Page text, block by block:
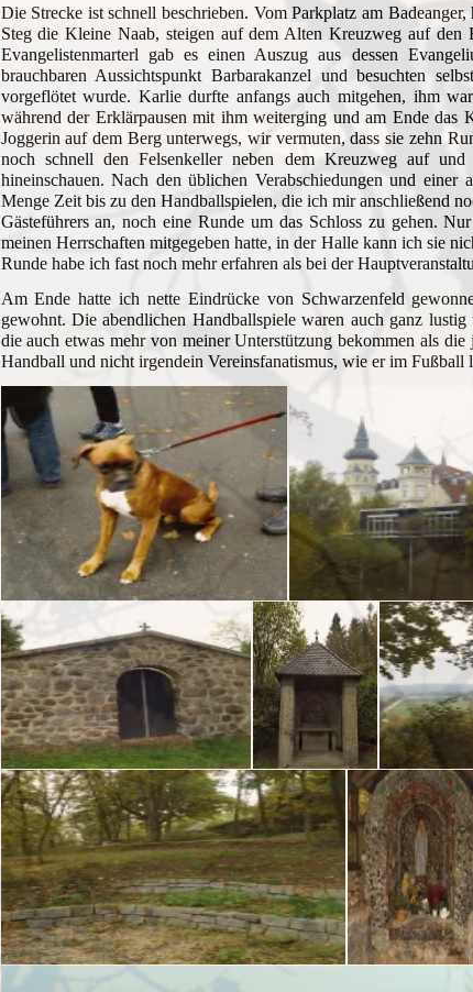
Die Strecke ist schnell beschrieben. Vom Parkplatz am
Steg die Kleine Naab, steigen auf dem Alten Kreuzweg auf den
Evangelistenmarterl gab es einen Auszug aus dessen
brauchbaren Aussichtspunkt Barbarakanzel und besuchten
vorgeflötet wurde. Karlie durfte anfangs auch mitgehen, ihm
während der Erklärpausen mit ihm weiterging und am Ende
Joggerin auf dem Berg unterwegs, wir vermuten, dass sie zehn
noch schnell den Felsenkeller neben dem Kreuzweg auf
hineinschauen. Nach den üblichen Verabschiedungen und
Menge Zeit bis zu den Handballspielen, die ich mir anschließend
Gästeführers an, noch eine Runde um das Schloss zu gehen.
meinen Herrschaften mitgegeben hatte, in der Halle kann ich sie
Runde habe ich fast noch mehr erfahren als bei der
Am Ende hatte ich nette Eindrücke von Schwarzenfeld
gewohnt. Die abendlichen Handballspiele waren auch ganz
die auch etwas mehr von meiner Unterstützung bekommen als
Handball und nicht irgendein Vereinsfanatismus, wie er im Fußball